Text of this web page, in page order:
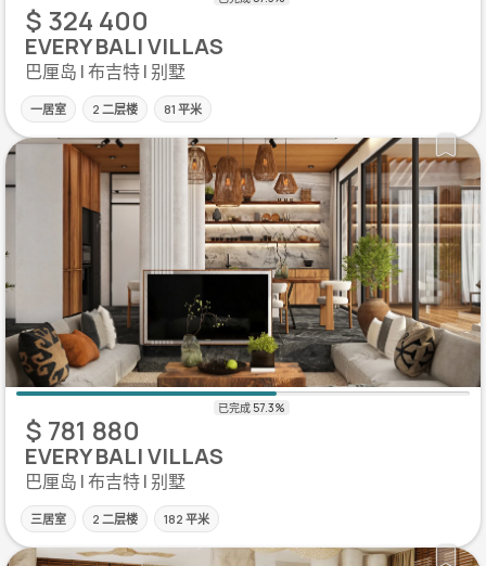
$ 324 400
EVERY BALI VILLAS
巴厘岛 | 布吉特 | 别墅
一居室 2 二层楼 81 平米
$ 781 880
EVERY BALI VILLAS
巴厘岛 | 布吉特 | 别墅
三居室 2 二层楼 182 平米